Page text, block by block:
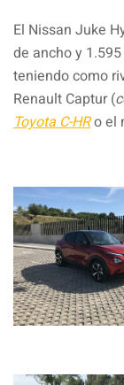
El Nissan Juke
de ancho y
teniendo como
Renault Captur (
Toyota C-HRo el